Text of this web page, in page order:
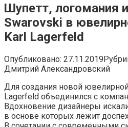
Шупетт, логомания
Swarovski в
Karl Lagerfeld
Опубликовано: 27.11.2019
Дмитрий Александровский
Для создания новой
Lagerfeld объединился с
Вдохновение дизайнеры
в основе которых лежит